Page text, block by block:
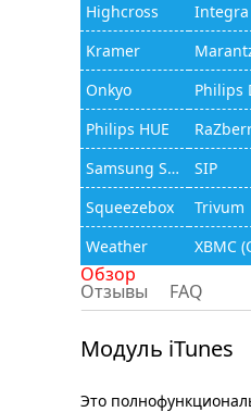
Highcross
Integra
Kramer
Onkyo
Philips HUE
Samsung Smart TV
SIP
Squeezebox
Trivum
Weather
Обзор
Отзывы FAQ
Модуль iTunes
Это